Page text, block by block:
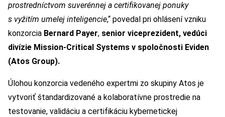
prostredníctvom suverénnej a certifikovanej ponuky
s vyžitím umelej inteligencie,“ povedal pri ohlásení vzniku
konzorcia Bernard Payer, senior viceprezident, vedúci
divízie Mission-Critical Systems v spoločnosti Eviden
(Atos Group).
Úlohou konzorcia vedeného expertmi zo skupiny Atos je
vytvoriť štandardizované a kolaboratívne prostredie na
testovanie, validáciu a certifikáciu kybernetickej